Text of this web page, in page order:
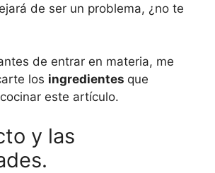
de ser un problema, ¿no te
de entrar en materia, me
los ingredientes que
este artículo.
y las